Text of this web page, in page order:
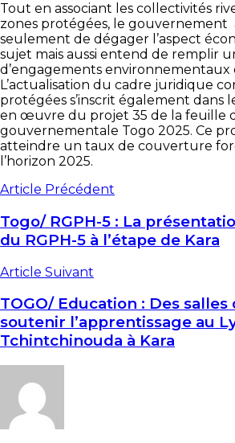
Tout en associant les collectivités
zones protégées, le gouvernement
seulement de dégager l’aspect
sujet mais aussi entend de remplir
d’engagements environnementaux
L’actualisation du cadre juridique
protégées s’inscrit également dans
en œuvre du projet 35 de la feuille
gouvernementale Togo 2025. Ce
atteindre un taux de couverture
l’horizon 2025.
Article Précédent
Togo/ RGPH-5 : La
du RGPH-5 à l’étape de Kara
Article Suivant
TOGO/ Education : Des
soutenir l’apprentissage au
Tchintchinouda à Kara